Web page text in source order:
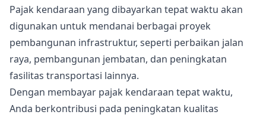
Pajak kendaraan yang dibayarkan tepat waktu akan
digunakan untuk mendanai berbagai proyek
pembangunan infrastruktur, seperti perbaikan jalan
raya, pembangunan jembatan, dan peningkatan
fasilitas transportasi lainnya.
Dengan membayar pajak kendaraan tepat waktu,
Anda berkontribusi pada peningkatan kualitas